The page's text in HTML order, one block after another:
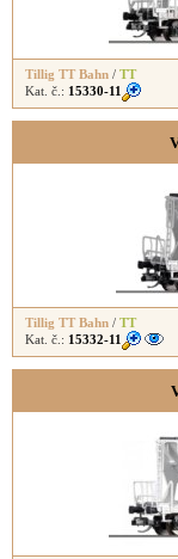
Tillig TT Bahn / TT
Kat. č.: 15330-11
Tillig TT Bahn / TT
Kat. č.: 15332-11